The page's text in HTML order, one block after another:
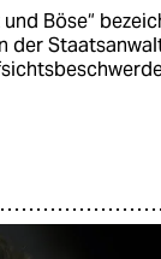
Böse“
der